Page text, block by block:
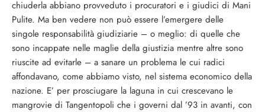
chiuderla abbiano provveduto i procuratori e i giudici di Mani
Pulite. Ma ben vedere non può essere l’emergere delle
singole responsabilità giudiziarie – o meglio: di quelle che
sono incappate nelle maglie della giustizia mentre altre sono
riuscite ad evitarle – a sanare un problema le cui radici
affondavano, come abbiamo visto, nel sistema economico della
nazione. E’ per prosciugare la laguna in cui crescevano le
mangrovie di Tangentopoli che i governi dal ’93 in avanti, con